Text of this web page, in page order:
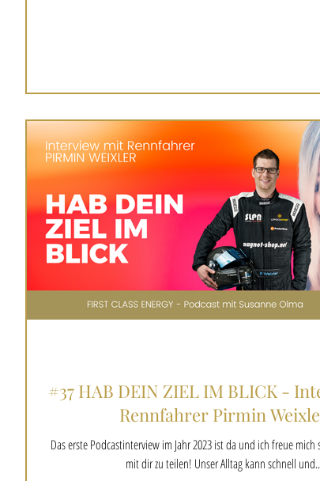
#37 HAB DEIN ZIEL IM BLICK -
Rennfahrer Pirmin
Das erste Podcastinterview im Jahr 2023 ist da und ich freue mich
mit dir zu teilen! Unser Alltag kann schnell